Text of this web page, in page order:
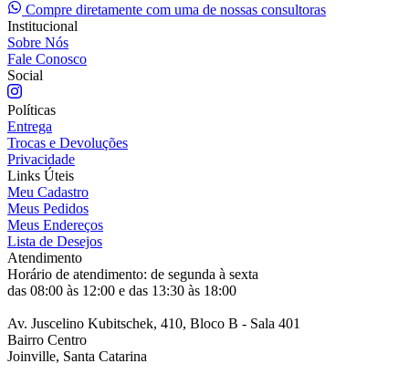
Compre diretamente com uma de nossas consultoras
Institucional
Sobre Nós
Fale Conosco
Social
Políticas
Entrega
Trocas e Devoluções
Privacidade
Links Úteis
Meu Cadastro
Meus Pedidos
Meus Endereços
Lista de Desejos
Atendimento
Horário de atendimento: de segunda à sexta
das 08:00 às 12:00 e das 13:30 às 18:00
Av. Juscelino Kubitschek, 410, Bloco B - Sala 401
Bairro Centro
Joinville, Santa Catarina